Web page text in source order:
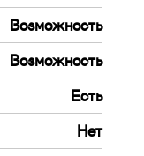
Возможность
Возможность
Есть
Нет